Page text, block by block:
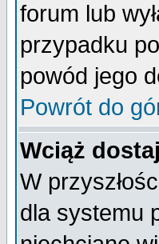
forum lub
przypadku
powód jego
Powrót do
Wciąż
W
dla systemu